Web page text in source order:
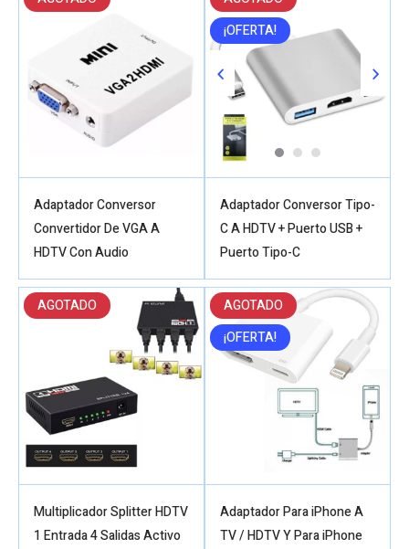
Adaptador Conversor
Convertidor De VGA A
HDTV Con Audio
¡OFERTA!
Adaptador Conversor Tipo-
C A HDTV + Puerto USB +
Puerto Tipo-C
AGOTADO
Multiplicador Splitter HDTV
1 Entrada 4 Salidas Activo
AGOTADO
¡OFERTA!
Adaptador Para iPhone A
TV / HDTV Y Para iPhone